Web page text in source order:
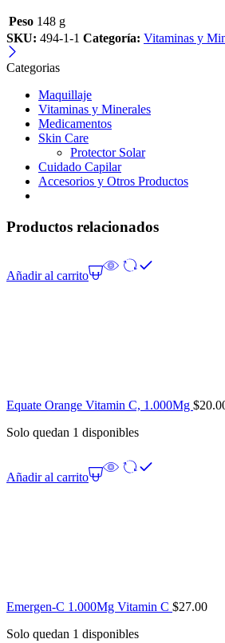
Peso 148 g
SKU: 494-1-1 Categoría: Vitaminas y
Categorias
Maquillaje
Vitaminas y Minerales
Medicamentos
Skin Care
Protector Solar
Cuidado Capilar
Accesorios y Otros Productos
Productos relacionados
Añadir al carrito
Equate Orange Vitamin C, 1.000Mg $
Solo quedan 1 disponibles
Añadir al carrito
Emergen-C 1.000Mg Vitamin C $27.00
Solo quedan 1 disponibles